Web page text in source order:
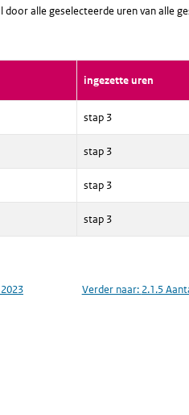
alle geselecteerde uren van alle
ingezette uren
stap 3
stap 3
stap 3
stap 3
Verder naar: 2.1.5